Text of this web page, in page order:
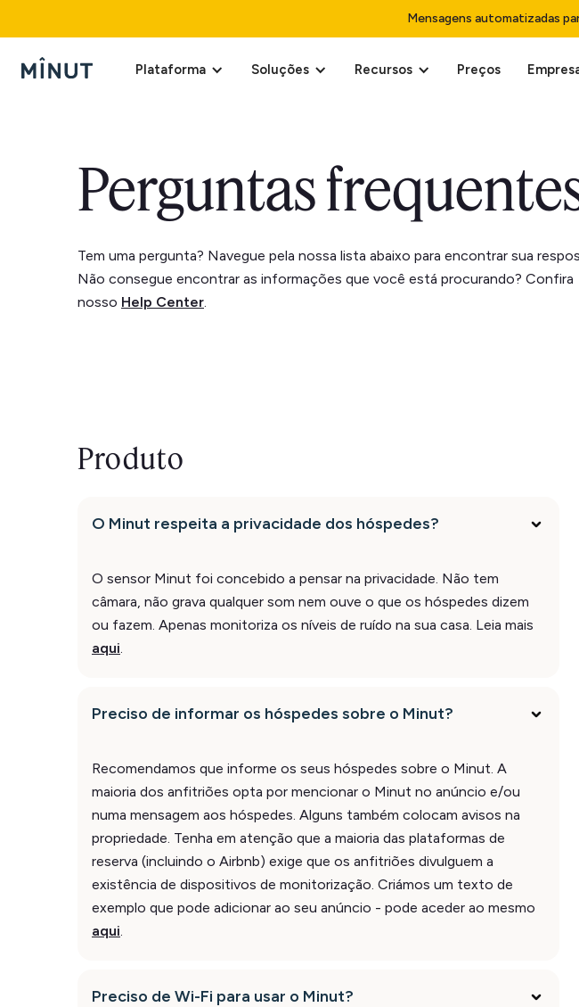
Mensagens automatizadas
Plataforma Soluções Recursos Preços
Perguntas
Tem uma pergunta? Navegue pela nossa lista abaixo para encontrar sua
Não consegue encontrar as informações que você está procurando? Confira
nosso Help Center.
Produto
O Minut respeita a privacidade dos hóspedes?
O sensor Minut foi concebido a pensar na privacidade. Não tem
câmara, não grava qualquer som nem ouve o que os hóspedes dizem
ou fazem. Apenas monitoriza os níveis de ruído na sua casa. Leia mais
aqui.
Preciso de informar os hóspedes sobre o Minut?
Recomendamos que informe os seus hóspedes sobre o Minut. A
maioria dos anfitriões opta por mencionar o Minut no anúncio e/ou
numa mensagem aos hóspedes. Alguns também colocam avisos na
propriedade. Tenha em atenção que a maioria das plataformas de
reserva (incluindo o Airbnb) exige que os anfitriões divulguem a
existência de dispositivos de monitorização. Criámos um texto de
exemplo que pode adicionar ao seu anúncio - pode aceder ao mesmo
aqui.
Preciso de Wi-Fi para usar o Minut?